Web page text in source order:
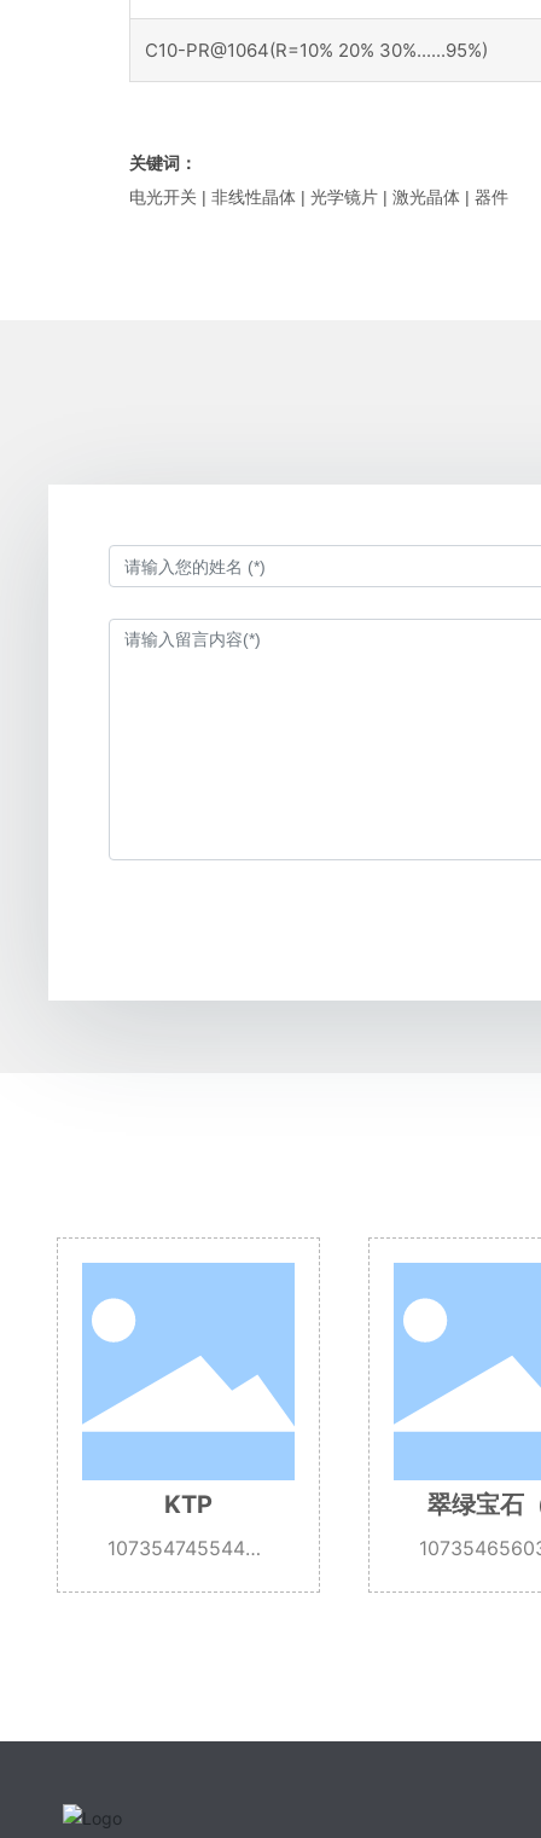
C10-PR@1064(R=10% 20% 30%......95%)
关键词：
电光开关 | 非线性晶体 | 光学镜片 | 激光晶体 | 器件
绿宝石（亚
历山大石）
22560
Nd:YAG
10735471893861
04832